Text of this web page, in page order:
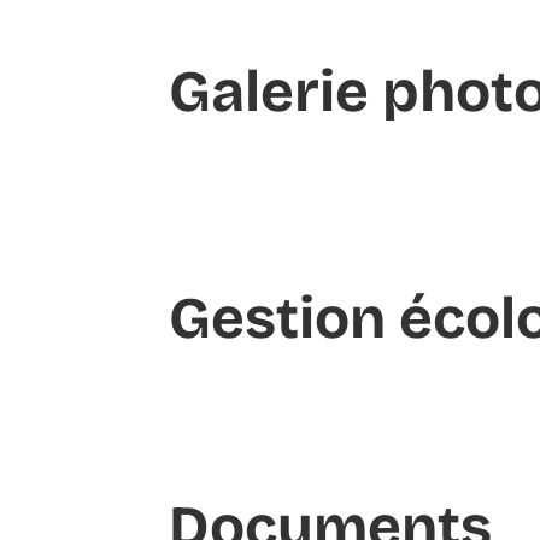
Galerie
Gestion